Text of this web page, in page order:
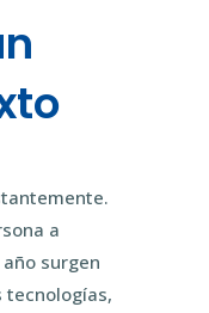
a
surgen
tecnologías,